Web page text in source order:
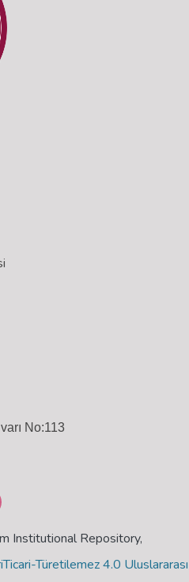
No:113
Institutional Repository,
Türetilemez 4.0 Uluslararası